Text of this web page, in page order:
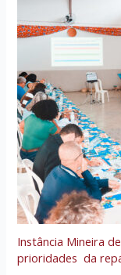
Instância Mineira
prioridades da